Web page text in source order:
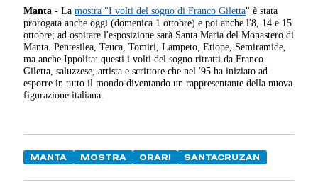
Manta - Lamostra "I volti del sogno di Franco Giletta" è stata
prorogata anche oggi (domenica 1 ottobre) e poi anche l'8, 14 e 15
ottobre; ad ospitare l'esposizione sarà Santa Maria del Monastero di
Manta. Pentesilea, Teuca, Tomiri, Lampeto, Etiope, Semiramide,
ma anche Ippolita: questi i volti del sogno ritratti da Franco
Giletta, saluzzese, artista e scrittore che nel '95 ha iniziato ad
esporre in tutto il mondo diventando un rappresentante della nuova
figurazione italiana.
MANTA MOSTRA ORARI SANTACRUZAN